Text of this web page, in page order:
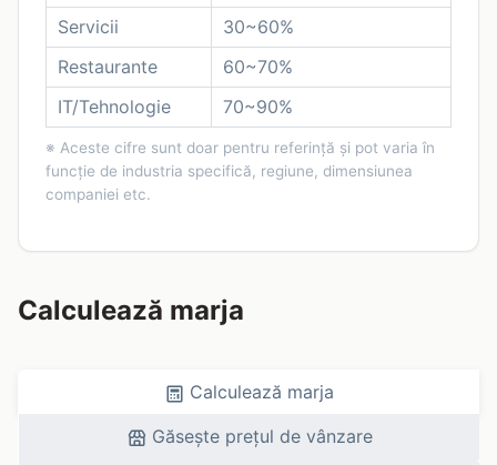
Servicii
30~60%
Restaurante
60~70%
IT/Tehnologie
70~90%
※ Aceste cifre sunt doar pentru referință și pot varia în
funcție de industria specifică, regiune, dimensiunea
companiei etc.
Calculează marja
Calculează marja
Găsește prețul de vânzare